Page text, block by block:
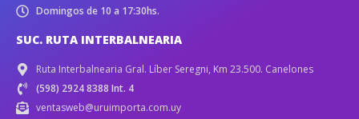
Domingos de 10 a 17:30hs.
SUC. RUTA INTERBALNEARIA
Ruta Interbalnearia Gral. Líber Seregni, Km 23.500. Canelones
(598) 2924 8388 Int. 4
ventasweb@uruimporta.com.uy